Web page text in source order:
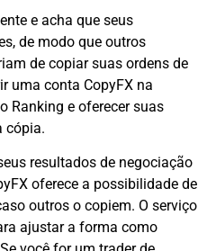
e acha que seus
de modo que outros
de copiar suas ordens de
uma conta CopyFX na
Ranking e oferecer suas
cópia.
resultados de negociação
oferece a possibilidade de
outros o copiem. O serviço
ajustar a forma como